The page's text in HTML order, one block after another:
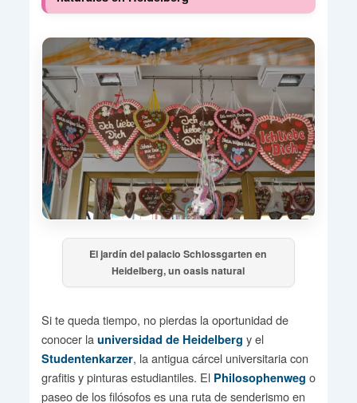
El jardín del palacio Schlossgarten en
Heidelberg, un oasis natural
Si te queda tiempo, no pierdas la oportunidad de
conocer la universidad de Heidelberg y el
Studentenkarzer, la antigua cárcel universitaria con
grafitis y pinturas estudiantiles. El Philosophenweg o
paseo de los filósofos es una ruta de senderismo en